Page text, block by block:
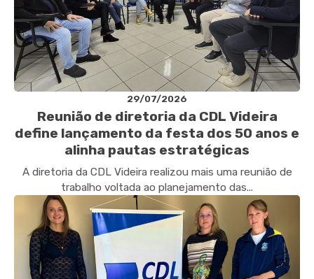
29/07/2026
Reunião de diretoria da CDL Videira
define lançamento da festa dos 50 anos e
alinha pautas estratégicas
A diretoria da CDL Videira realizou mais uma reunião de
trabalho voltada ao planejamento das...